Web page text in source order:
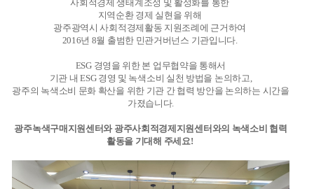
사회적경제 생태계조성 및 활성화를 통한
지역순환 경제 실현을 위해
광주광역시 사회적경제활동 지원조례에 근거하여
2016년 8월 출범한 민관거버넌스 기관입니다.
ESG 경영을 위한 본 업무협약을 통해서
기관 내 ESG 경영 및 녹색소비 실천 방법을 논의하고,
광주의 녹색소비 문화 확산을 위한 기관 간 협력 방안을 논의하는 시간을
가졌습니다.
광주녹색구매지원센터와 광주사회적경제지원센터와의 녹색소비 협력
활동을 기대해 주세요!